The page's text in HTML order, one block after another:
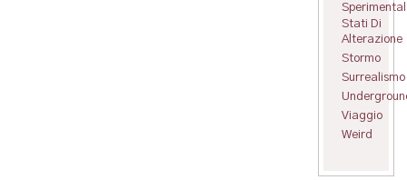
Stati Di
Alterazione
Stormo
Surrealismo
Viaggio
Weird